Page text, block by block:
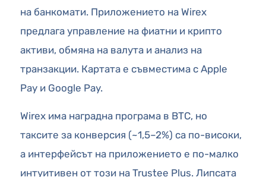
на банкомати. Приложението на Wirex
предлага управление на фиатни и крипто
активи, обмяна на валута и анализ на
транзакции. Картата е съвместима с Apple
Pay и Google Pay.
Wirex има наградна програма в BTC, но
таксите за конверсия (~1,5–2%) са по-високи,
а интерфейсът на приложението е по-малко
интуитивен от този на Trustee Plus. Липсата